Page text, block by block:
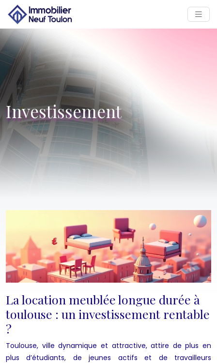
Investissement
La location meublée longue durée à
toulouse : un investissement rentable
?
Toulouse, ville dynamique et attractive, attire de plus en
plus d’étudiants, de jeunes actifs et de travailleurs